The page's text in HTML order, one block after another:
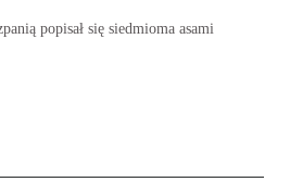
popisał się siedmioma asami